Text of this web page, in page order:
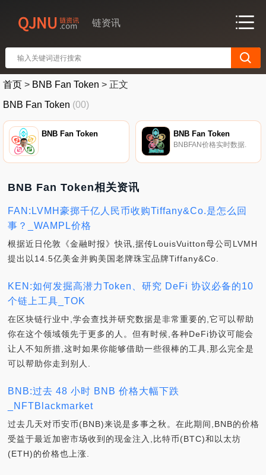
链资讯
首页 > BNB Fan Token > 正文
BNB Fan Token (00)
BNB Fan Token BNB Fan Token
BNBFAN价格实时数据.
BNB Fan Token相关资讯
FAN:LVMH豪掷千亿人民币收购Tiffany&Co.是怎么回
事？_WAMPL价格
根据近日伦敦《金融时报》快讯,据传LouisVuitton母公司LVMH
提出以14.5亿美金并购美国老牌珠宝品牌Tiffany&Co.
KEN:如何发掘高潜力Token、研究 DeFi 协议必备的10
个链上工具_TOK
在区块链行业中,学会查找并研究数据是非常重要的,它可以帮助
你在这个领域领先于更多的人。但有时候,各种DeFi协议可能会
让人不知所措,这时如果你能够借助一些很棒的工具,那么完全是
可以帮助你走到别人.
BNB:过去 48 小时 BNB 价格大幅下跌
_NFTBlackmarket
过去几天对币安币(BNB)来说是多事之秋。在此期间,BNB的价格
受益于最近加密市场收到的现金注入,比特币(BTC)和以太坊
(ETH)的价格也上涨.